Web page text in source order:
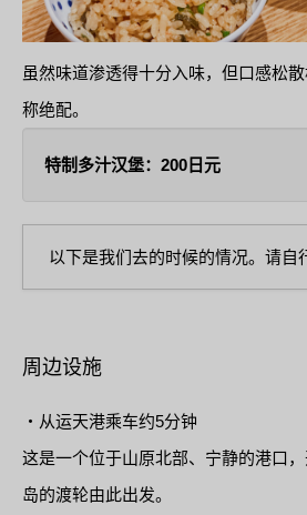
虽然味道渗透得十分入味，但口感松
称绝配。
特制多汁汉堡：200日元
以下是我们去的时候的情况。请自
周边设施
・从运天港乘车约5分钟
这是一个位于山原北部、宁静的港口
岛的渡轮由此出发。